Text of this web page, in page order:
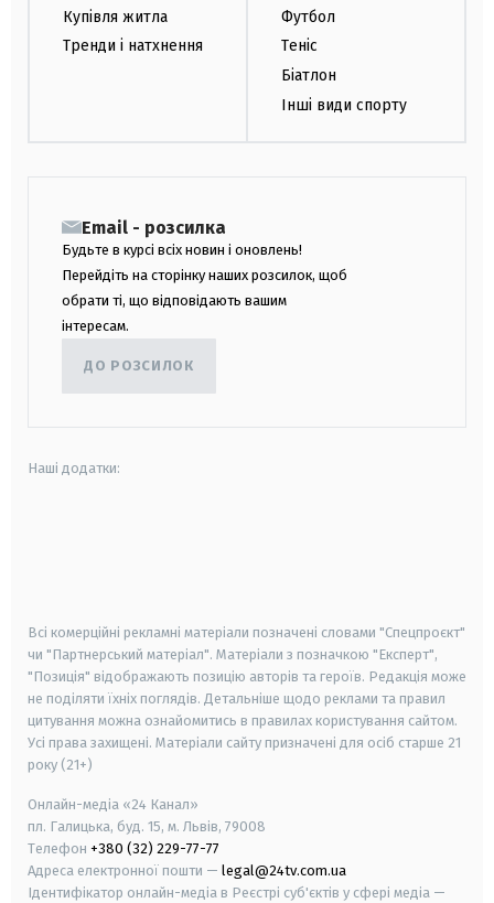
Купівля житла
Тренди і натхнення
Футбол
Теніс
Біатлон
Інші види спорту
Email - розсилка
Будьте в курсі всіх новин і оновлень!
Перейдіть на сторінку наших розсилок, щоб
обрати ті, що відповідають вашим
інтересам.
ДО РОЗСИЛОК
Наші додатки:
Всі комерційні рекламні матеріали позначені словами "Спецпроєкт"
чи "Партнерський матеріал". Матеріали з позначкою "Експерт",
"Позиція" відображають позицію авторів та героїв. Редакція може
не поділяти їхніх поглядів. Детальніше щодо реклами та правил
цитування можна ознайомитись в правилах користування сайтом.
Усі права захищені. Матеріали сайту призначені для осіб старше 21
року (21+)
Онлайн-медіа «24 Канал»
пл. Галицька, буд. 15, м. Львів, 79008
Телефон +380 (32) 229-77-77
Адреса електронної пошти — legal@24tv.com.ua
Ідентифікатор онлайн-медіа в Реєстрі суб'єктів у сфері медіа —